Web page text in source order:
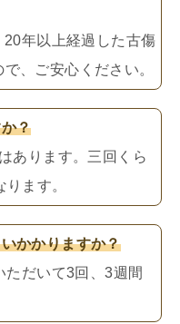
年以上経過した古傷
、ご安心ください。
？
あります。三回くら
ます。
かかりますか？
だいて3回、3週間